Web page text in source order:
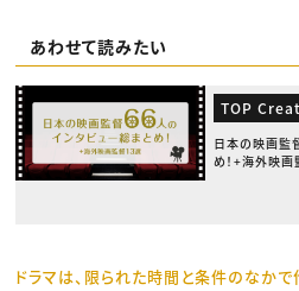
あわせて読みたい
TOP
日本の映画監
め！+海外映
ドラマは、限られた時間と条件のなか